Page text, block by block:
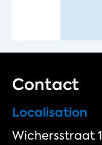
Contact
Localisation
Wichersstraat 1